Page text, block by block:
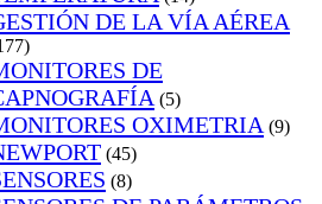
DE LA VÍA AÉREA
DE
(5)
OXIMETRIA (9)
(45)
(8)